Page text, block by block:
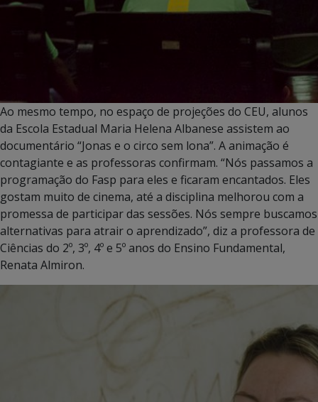
Ao mesmo tempo, no espaço de projeções do CEU, alunos
da Escola Estadual Maria Helena Albanese assistem ao
documentário “Jonas e o circo sem lona”. A animação é
contagiante e as professoras confirmam. “Nós passamos a
programação do Fasp para eles e ficaram encantados. Eles
gostam muito de cinema, até a disciplina melhorou com a
promessa de participar das sessões. Nós sempre buscamos
alternativas para atrair o aprendizado”, diz a professora de
Ciências do 2º, 3º, 4º e 5º anos do Ensino Fundamental,
Renata Almiron.